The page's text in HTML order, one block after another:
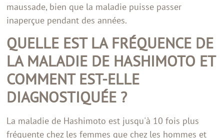
maussade, bien que la maladie puisse passer
inaperçue pendant des années.
QUELLE EST LA FRÉQUENCE DE
LA MALADIE DE HASHIMOTO ET
COMMENT EST-ELLE
DIAGNOSTIQUÉE ?
La maladie de Hashimoto est jusqu'à 10 fois plus
fréquente chez les femmes que chez les hommes et